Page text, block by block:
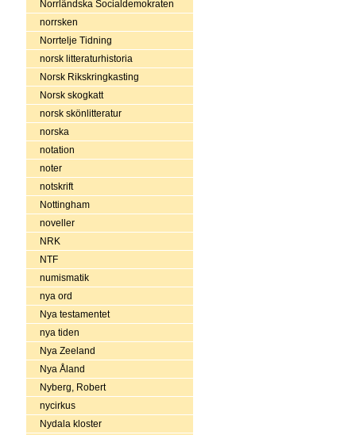
Norrländska Socialdemokraten
norrsken
Norrtelje Tidning
norsk litteraturhistoria
Norsk Rikskringkasting
Norsk skogkatt
norsk skönlitteratur
norska
notation
noter
notskrift
Nottingham
noveller
NRK
NTF
numismatik
nya ord
Nya testamentet
nya tiden
Nya Zeeland
Nya Åland
Nyberg, Robert
nycirkus
Nydala kloster